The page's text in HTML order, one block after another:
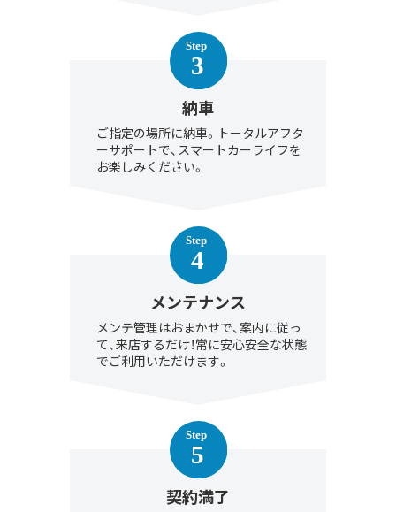
納車
ご指定の場所に納車。トータルアフタ
ーサポートで、スマートカーライフを
お楽しみください。
メンテナンス
メンテ管理はおまかせで、案内に従っ
て、来店するだけ！常に安心安全な状態
でご利用いただけます。
契約満了